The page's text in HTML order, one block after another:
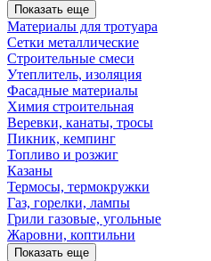
Показать еще
Материалы для тротуара
Сетки металлические
Строительные смеси
Утеплитель, изоляция
Фасадные материалы
Химия строительная
Веревки, канаты, тросы
Пикник, кемпинг
Топливо и розжиг
Казаны
Термосы, термокружки
Газ, горелки, лампы
Грили газовые, угольные
Жаровни, коптильни
Показать еще